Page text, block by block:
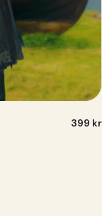
399 kr